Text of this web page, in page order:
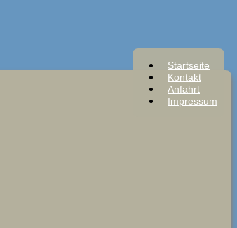
Startseite
Kontakt
Anfahrt
Impressum